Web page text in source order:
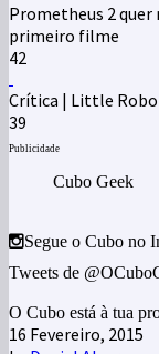
Prometheus 2 quer
primeiro filme
42
Crítica | Little
39
Publicidade
Cubo Geek
Segue o Cubo no
Tweets de
O Cubo está à tua
16 Fevereiro, 2015